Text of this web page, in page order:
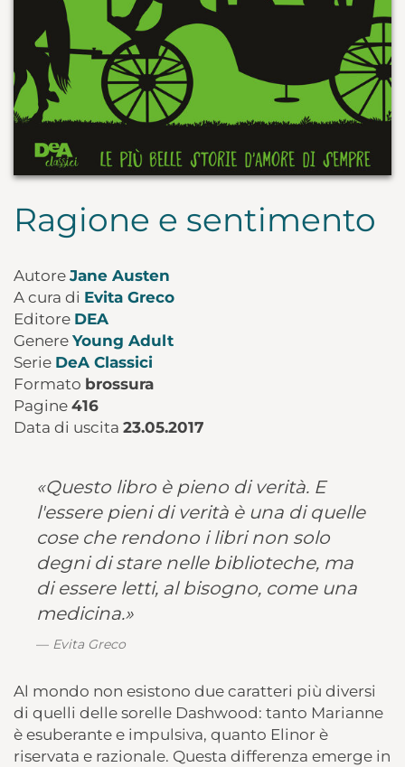
Ragione e sentimento
Autore Jane Austen
A cura di Evita Greco
Editore DEA
Genere Young Adult
Serie DeA Classici
Formato brossura
Pagine 416
Data di uscita 23.05.2017
«Questo libro è pieno di verità. E
l'essere pieni di verità è una di quelle
cose che rendono i libri non solo
degni di stare nelle biblioteche, ma
di essere letti, al bisogno, come una
medicina.»
Evita Greco
Al mondo non esistono due caratteri più diversi
di quelli delle sorelle Dashwood: tanto Marianne
è esuberante e impulsiva, quanto Elinor è
riservata e razionale. Questa differenza emerge in